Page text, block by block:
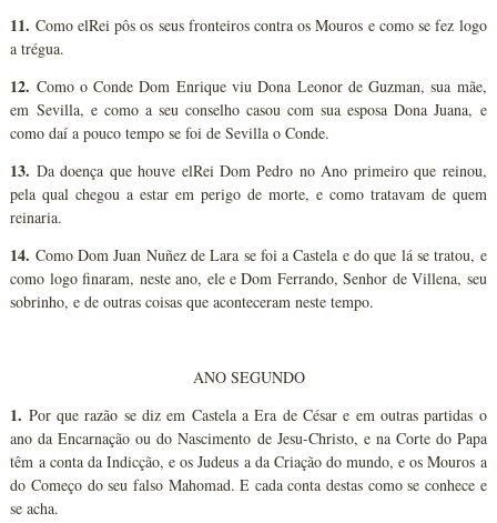
11. Como elRei pôs os seus fronteiros contra os Mouros e como se fez logo
a trégua.
12. Como o Conde Dom Enrique viu Dona Leonor de Guzman, sua mãe,
em Sevilla, e como a seu conselho casou com sua esposa Dona Juana, e
como daí a pouco tempo se foi de Sevilla o Conde.
13. Da doença que houve elRei Dom Pedro no Ano primeiro que reinou,
pela qual chegou a estar em perigo de morte, e como tratavam de quem
reinaria.
14. Como Dom Juan Nuñez de Lara se foi a Castela e do que lá se tratou, e
como logo finaram, neste ano, ele e Dom Ferrando, Senhor de Villena, seu
sobrinho, e de outras coisas que aconteceram neste tempo.
ANO SEGUNDO
1. Por que razão se diz em Castela a Era de César e em outras partidas o
ano da Encarnação ou do Nascimento de Jesu-Christo, e na Corte do Papa
têm a conta da Indicção, e os Judeus a da Criação do mundo, e os Mouros a
do Começo do seu falso Mahomad. E cada conta destas como se conhece e
se acha.